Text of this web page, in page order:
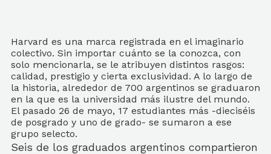
Harvard es una marca registrada en el imaginario
colectivo. Sin importar cuánto se la conozca, con
solo mencionarla, se le atribuyen distintos rasgos:
calidad, prestigio y cierta exclusividad. A lo largo de
la historia, alrededor de 700 argentinos se graduaron
en la que es la universidad más ilustre del mundo.
El pasado 26 de mayo, 17 estudiantes más -dieciséis
de posgrado y uno de grado- se sumaron a ese
grupo selecto.
Seis de los graduados argentinos compartieron